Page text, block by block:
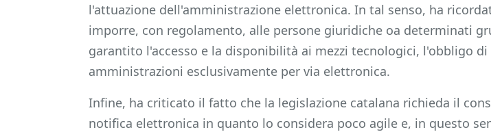
l'attuazione dell'amministrazione elettronica. In tal senso, ha
imporre, con regolamento, alle persone giuridiche oa determinati
garantito l'accesso e la disponibilità ai mezzi tecnologici, l'obbligo
amministrazioni esclusivamente per via elettronica.
Infine, ha criticato il fatto che la legislazione catalana richieda il
notifica elettronica in quanto lo considera poco agile e, in questo